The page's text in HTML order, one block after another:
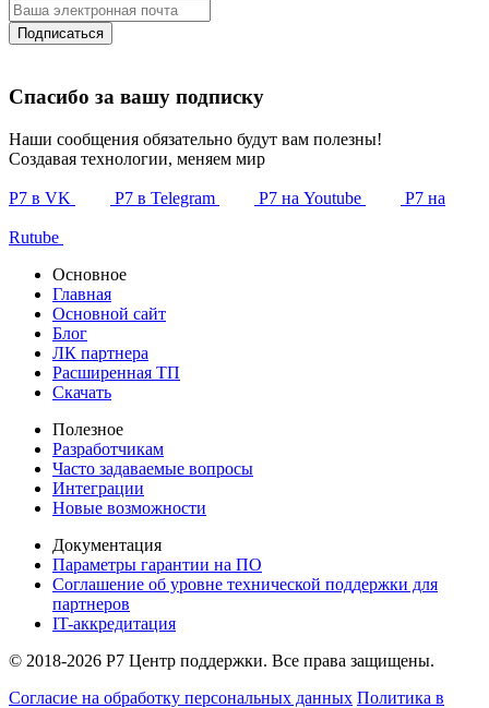
Подписаться
Спасибо за вашу подписку
Наши сообщения обязательно будут вам полезны!
Создавая технологии, меняем мир
Р7 в VK Р7 в Telegram Р7 на Youtube Р7 на
Rutube
Основное
Главная
Основной сайт
Блог
ЛК партнера
Расширенная ТП
Скачать
Полезное
Разработчикам
Часто задаваемые вопросы
Интеграции
Новые возможности
Документация
Параметры гарантии на ПО
Соглашение об уровне технической поддержки для
партнеров
IT-аккредитация
© 2018-2026 Р7 Центр поддержки. Все права защищены.
Согласие на обработку персональных данных Политика в